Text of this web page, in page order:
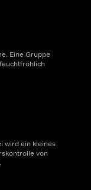
Eine Gruppe
wird ein kleines
von